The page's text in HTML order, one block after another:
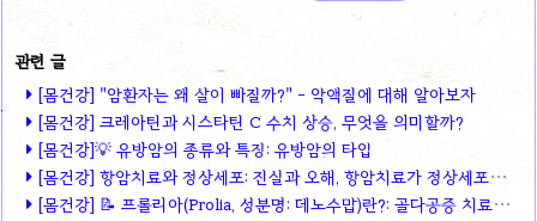
[몸건강] "암환자는 왜 살이 빠질까?" - 악액질에 대해 알아보자
[몸건강] 크레아틴과 시스타틴 C 수치 상승, 무엇을 의미할까?
[몸건강]💡 유방암의 종류와 특징: 유방암의 타입
[몸건강] 항암치료와 정상세포: 진실과 오해, 항암치료가 정상세포도 다 죽이나요?
[몸건강] 📝 프롤리아(Prolia, 성분명: 데노수맙)란?: 골다공증 치료와 암에 의한 뼈 전이 예방에 사용되는 약물